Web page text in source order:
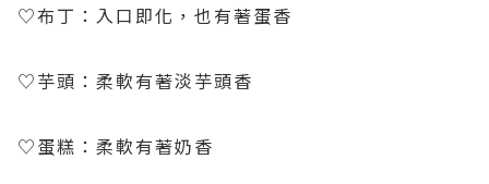
♡布丁：入口即化，也有著蛋香
♡芋頭：柔軟有著淡芋頭香
♡蛋糕：柔軟有著奶香